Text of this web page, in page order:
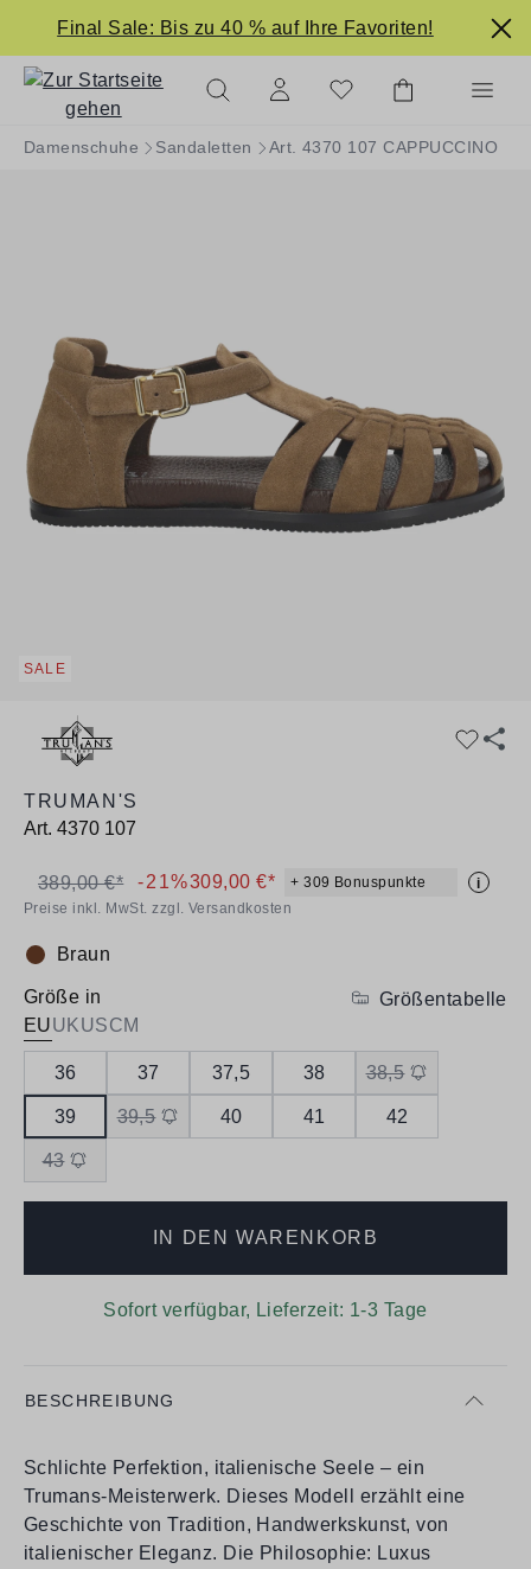
springen
Final Sale: Bis zu 40 % auf Ihre Favoriten!
Damenschuhe Sandaletten Art. 4370 107 CAPPUCCINO
SALE
TRUMAN'S
Art. 4370 107
309,00 €* + 309 Bonuspunkte i
389,00 €* -21%
Preise inkl. MwSt. zzgl. Versandkosten
Farbe:
Braun
Größe in
EUUKUSCM
Größentabelle
36 37 37,5 38 38,5
39 39,5 40 41 42
43
IN DEN WARENKORB
Sofort verfügbar, Lieferzeit: 1-3 Tage
BESCHREIBUNG
Schlichte Perfektion, italienische Seele – ein
Trumans-Meisterwerk. Dieses Modell erzählt eine
Geschichte von Tradition, Handwerkskunst, von
italienischer Eleganz. Die Philosophie: Luxus